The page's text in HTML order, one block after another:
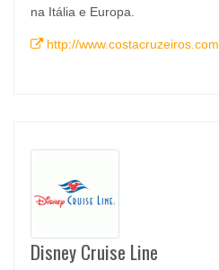
na Itália e Europa.
http://www.costacruzeiros.com
Disney Cruise Line